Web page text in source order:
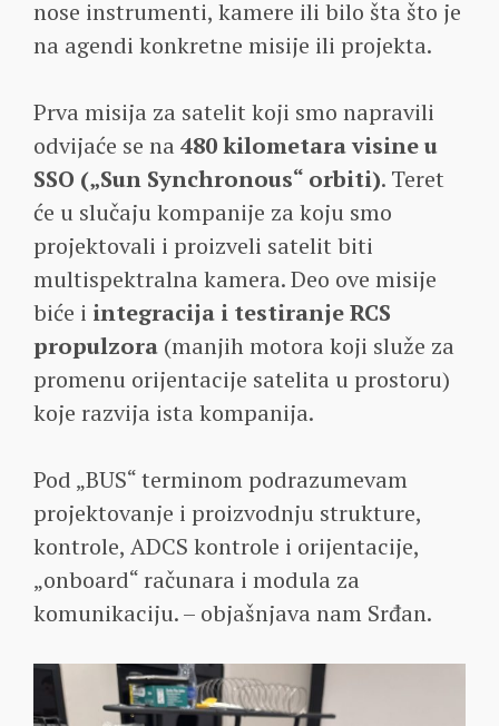
nose instrumenti, kamere ili bilo šta što je
na agendi konkretne misije ili projekta.
Prva misija za satelit koji smo napravili
odvijaće se na 480 kilometara visine u
SSO („Sun Synchronous“ orbiti). Teret
će u slučaju kompanije za koju smo
projektovali i proizveli satelit biti
multispektralna kamera. Deo ove misije
biće i integracija i testiranje RCS
propulzora (manjih motora koji služe za
promenu orijentacije satelita u prostoru)
koje razvija ista kompanija.
Pod „BUS“ terminom podrazumevam
projektovanje i proizvodnju strukture,
kontrole, ADCS kontrole i orijentacije,
„onboard“ računara i modula za
komunikaciju. – objašnjava nam Srđan.